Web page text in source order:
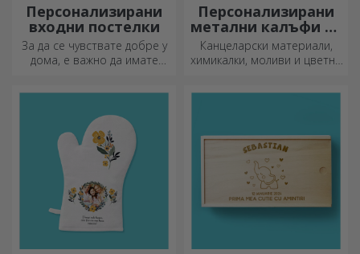
Персонализирани
входни постелки
За да се чувствате добре у
дома, е важно да имате
килими!
Персонализирани
метални калъфи за
моливи
Канцеларски материали,
химикалки, моливи и цветни